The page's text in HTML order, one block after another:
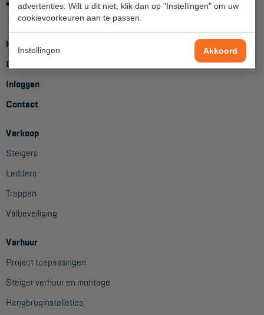
advertenties. Wilt u dit niet, klik dan op "Instellingen" om uw
cookievoorkeuren aan te passen.
Instellingen Akkoord
Knikarmhoogwerkers
Spinhoogwerkers
Schaarhoogwerkers
Masthoogwerkers
Autohoogwerkers
Laagbouw
Hoogbouw
Industrie
Projectvoorbeelden
Ladders en trappen
Home
Over ons
Inloggen
Contact
Verkoop
Steigers
Ladders
Trappen
Valbeveiliging
Verhuur
Project toepassingen
Steiger verhuur en montage
Hangbruginstallaties